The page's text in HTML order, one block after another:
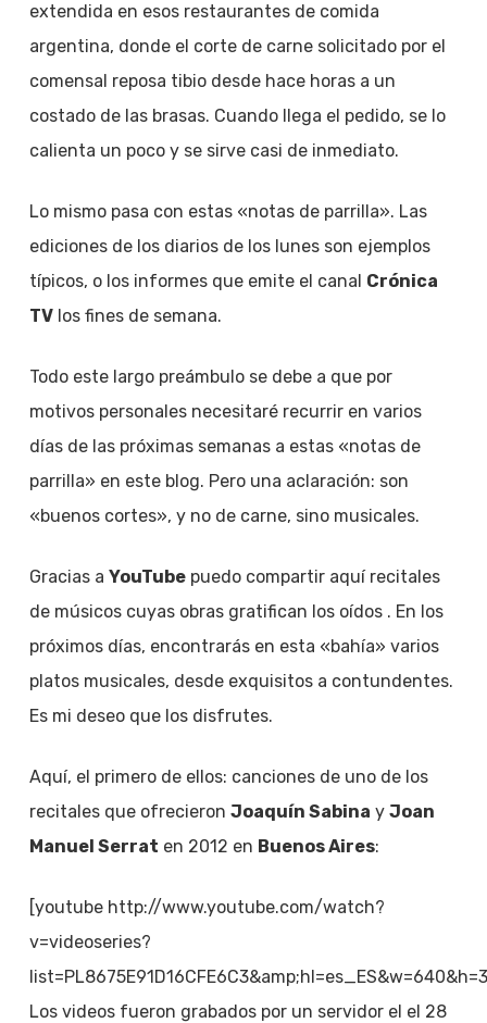
extendida en esos restaurantes de comida
argentina, donde el corte de carne solicitado por el
comensal reposa tibio desde hace horas a un
costado de las brasas. Cuando llega el pedido, se lo
calienta un poco y se sirve casi de inmediato.
Lo mismo pasa con estas «notas de parrilla». Las
ediciones de los diarios de los lunes son ejemplos
típicos, o los informes que emite el canal Crónica
TVlos fines de semana.
Todo este largo preámbulo se debe a que por
motivos personales necesitaré recurrir en varios
días de las próximas semanas a estas «notas de
parrilla» en este blog. Pero una aclaración: son
«buenos cortes», y no de carne, sino musicales.
Gracias a YouTubepuedo compartir aquí recitales
de músicos cuyas obras gratifican los oídos . En los
próximos días, encontrarás en esta «bahía» varios
platos musicales, desde exquisitos a contundentes.
Es mi deseo que los disfrutes.
Aquí, el primero de ellos: canciones de uno de los
recitales que ofrecieron Joaquín Sabina y Joan
Manuel Serrat en 2012 en Buenos Aires:
[youtube http://www.youtube.com/watch?
v=videoseries?
Los videos fueron grabados por un servidor el el 28